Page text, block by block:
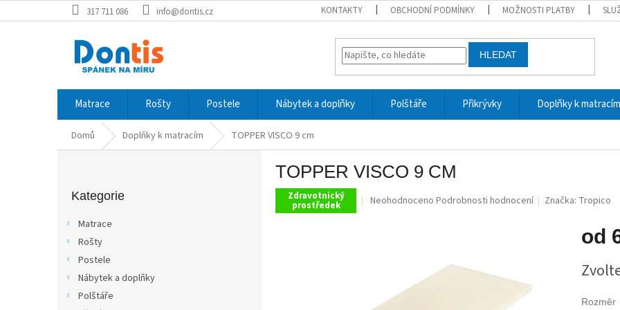
na
317 711 086 info@dontis.cz KONTAKTY OBCHODNÍ PODMÍNKY MOŽNOSTI PLATBY
HLEDAT
Matrace Rošty Postele Nábytek a doplňky Polštáře Přikrývky Doplňky k matracím
Domů Doplňky k matracím TOPPER VISCO 9 cm
kategorie
Kategorie
Matrace
Rošty
Postele
Nábytek a doplňky
Polštáře
TOPPER VISCO 9 CM
Zdravotnický
prostředek
Průměrné
hvězdiček.
Neohodnoceno Podrobnosti hodnocení Značka: Tropico
od
cena:
Rozměr